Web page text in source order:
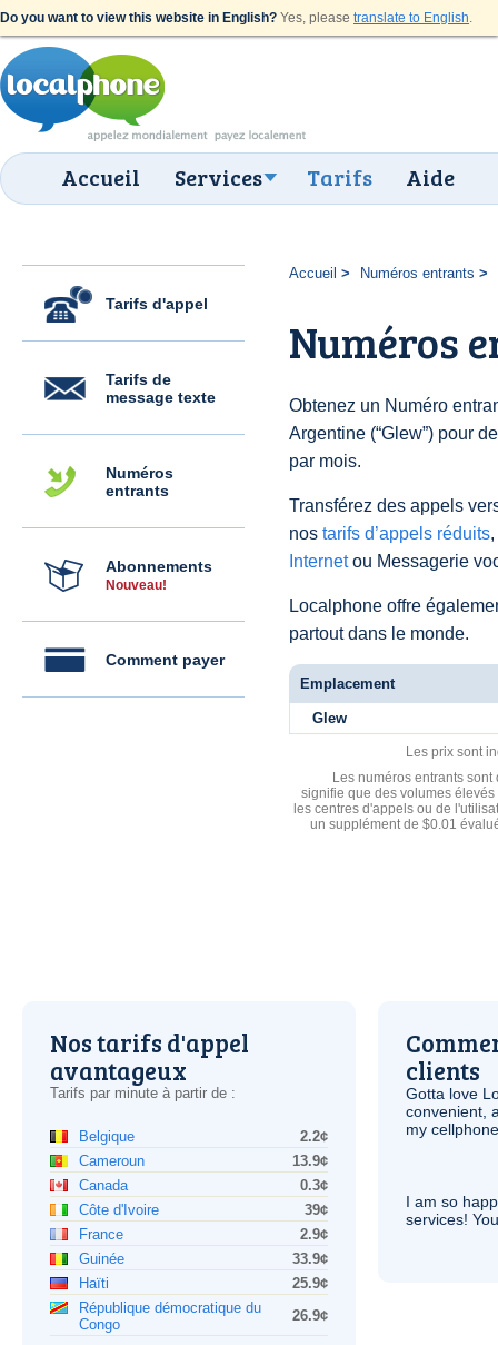
Do you want to view this website in English? Yes, please translate to English.
Accueil Services Tarifs Aide
Tarifs d'appel
Tarifs de
message texte
Numéros
entrants
Abonnements
Nouveau!
Comment payer
Accueil Numéros entrants
Numéros
Obtenez un Numéro
Argentine (“Glew”) pour
par mois.
Transférez des appels
nos tarifs d’appels réduits
Internetou Messagerie
Localphone offre
partout dans le monde.
Emplacement
Glew
Les prix sont
Les numéros entrants
signifie que des volumes
les centres d'appels ou de
un supplément de $0.01
Nos tarifs d'appel
avantageux
Tarifs par minute à partir de :
Belgique
2.2¢
Cameroun
13.9¢
Canada
0.3¢
Côte d'Ivoire
39¢
France
2.9¢
Guinée
33.9¢
Haïti
25.9¢
République démocratique du
Congo
26.9¢
clients
Gotta love
convenient,
my
I am so
services!